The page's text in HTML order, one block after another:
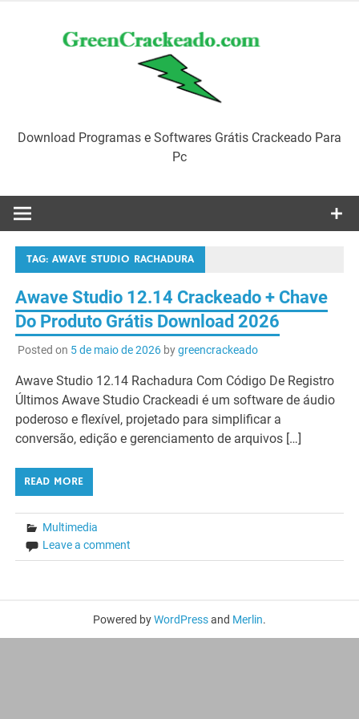
Download Programas e Softwares Grátis Crackeado Para
Pc
TAG:AWAVE STUDIO RACHADURA
Awave Studio 12.14 Crackeado + Chave
Do Produto Grátis Download 2026
Posted on 5 de maio de 2026bygreencrackeado
Awave Studio 12.14 Rachadura Com Código De Registro
Últimos Awave Studio Crackeadi é um software de áudio
poderoso e flexível, projetado para simplificar a
conversão, edição e gerenciamento de arquivos […]
READ MORE
Multimedia
Leave a comment
Powered byWordPressand Merlin.